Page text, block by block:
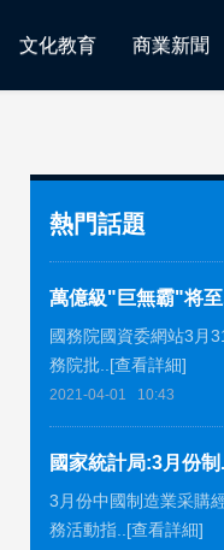
文化教育 商業新聞
熱門話題
萬億級"巨無霸"将
國務院國資委網站3月
務院批..[查看詳細]
2021-04-01 10:43
國家統計局:3月份制
3月份中國制造業采購
務活動指..[查看詳細]